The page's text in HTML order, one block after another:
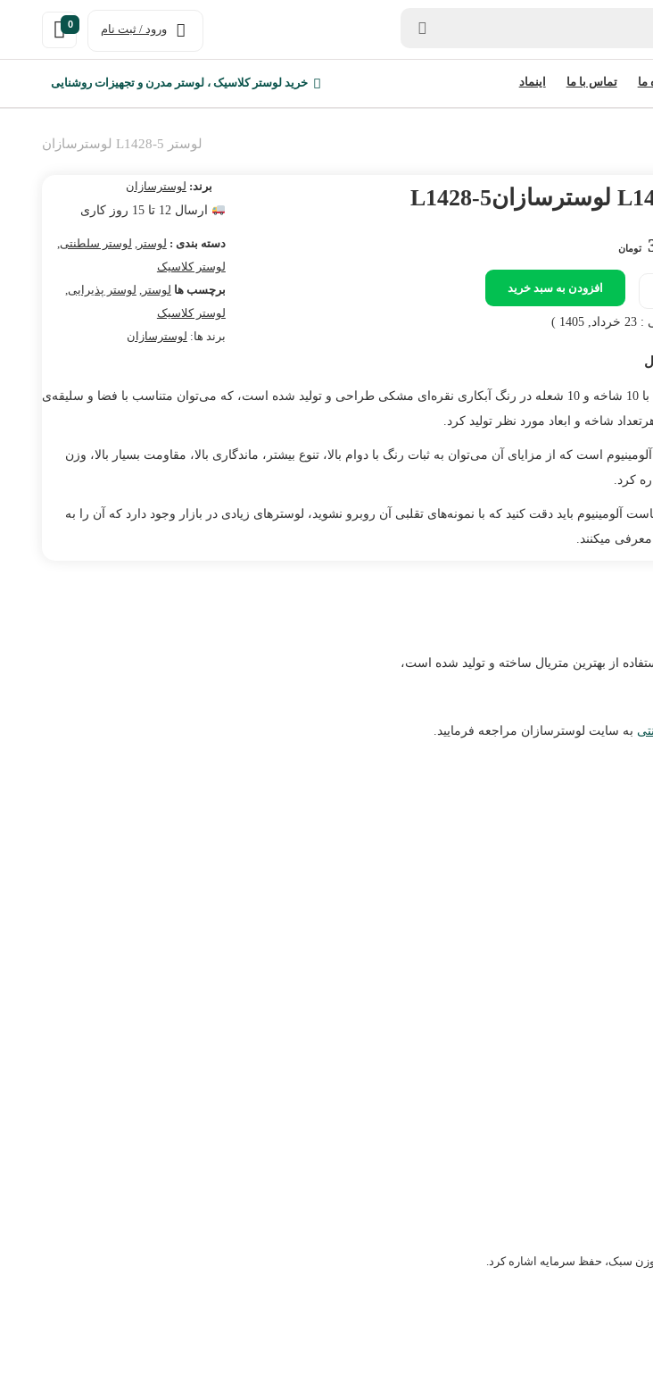
0 ورود / ثبت نام
ما تماس با ما اینماد خرید لوستر کلاسیک ، لوستر مدرن و تجهیزات روشنایی
لوستر L1428-5 لوسترسازان
L1428-5
تومان
افزودن به سبد خرید
)
برند: لوسترسازان
ارسال 12 تا 15 روز کاری
دسته بندی : لوستر لوستر سلطنتی
لوستر کلاسیک
برچسب ها لوستر لوستر پذیرایی
لوستر کلاسیک
برند ها: لوسترسازان
لوستر سلطنتی طلاکرم با 10 شاخه و 10 شعله در رنگ آبکاری نقره‌ای مشکی طراحی و تولید شده است، که می‌توان متناسب با فضا و سلیقه‌ی
شاخه و ابعاد مورد نظر تولید کرد.
است که از مزایای آن می‌توان به ثبات رنگ با دوام بالا، تنوع بیشتر، ماندگاری بالا، مقاومت بسیار بالا، وزن
کرد.
آلومینیوم باید دقت کنید که با نمونه‌های تقلبی آن روبرو نشوید، لوسترهای زیادی در بازار وجود دارد که آن را به
میکنند.
از بهترین متریال ساخته و تولید شده است،
به سایت لوسترسازان مراجعه فرمایید.
وزن سبک، حفظ سرمایه اشاره کرد.